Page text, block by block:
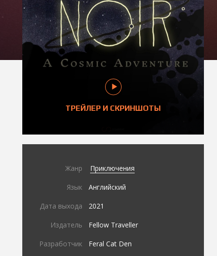
ТРЕЙЛЕР И СКРИНШОТЫ
Жанр Приключения
Язык Английский
Дата выхода 2021
Издатель Fellow Traveller
Разработчик Feral Cat Den